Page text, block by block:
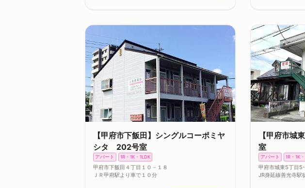
【甲府市下飯田】シングルコーポミヤ
シタ 202号室
アパート 1R・1K・1LDK
甲府市下飯田４丁目１０－１８
ＪＲ甲府駅より車で１０分
【甲府市城
室
アパート 1R・1K
甲府市城東5丁目
JR身延線善光寺駅